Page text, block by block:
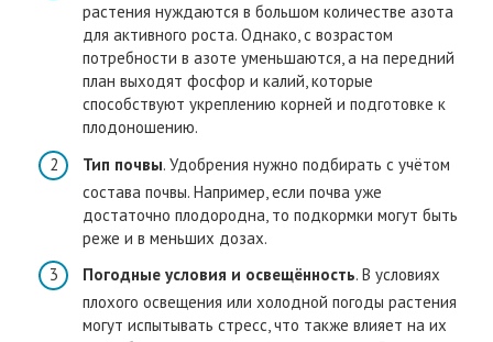
растения нуждаются в большом количестве азота
для активного роста. Однако, с возрастом
потребности в азоте уменьшаются, а на передний
план выходят фосфор и калий, которые
способствуют укреплению корней и подготовке к
плодоношению.
Тип почвы. Удобрения нужно подбирать с учётом
состава почвы. Например, если почва уже
достаточно плодородна, то подкормки могут быть
реже и в меньших дозах.
Погодные условия и освещённость. В условиях
плохого освещения или холодной погоды растения
могут испытывать стресс, что также влияет на их